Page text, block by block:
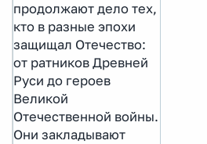
продолжают дело тех,
кто в разные эпохи
защищал Отечество:
от ратников Древней
Руси до героев
Великой
Отечественной войны.
Они закладывают